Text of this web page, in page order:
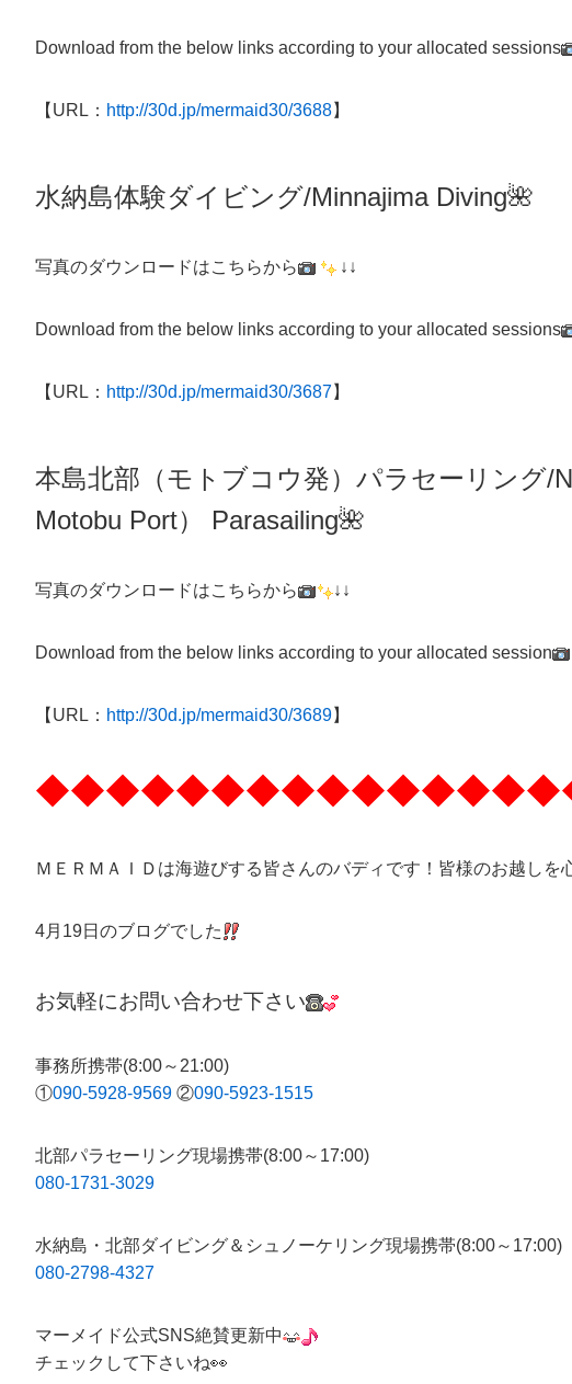
Download from the below links according to your allocated sessions
【URL： http://30d.jp/mermaid30/3688】
水納島体験ダイビング/Minnajima Diving🌺
写真のダウンロードはこちらから ↓↓
Download from the below links according to your allocated sessions
【URL： http://30d.jp/mermaid30/3687】
本島北部（モトブコウ発）パラセーリング/N
Motobu Port）
Parasailing🌺
写真のダウンロードはこちらから ↓↓
Download from the below links according to your allocated session
【URL： http://30d.jp/mermaid30/3689】
ＭＥＲＭＡＩＤは海遊びする皆さんのバディです！皆様のお越しを
4月19日のブログでした
お気軽にお問い合わせ下さい
事務所携帯(8:00～21:00)
①090-5928-9569 ②090-5923-1515
北部パラセーリング現場携帯(8:00～17:00)
080-1731-3029
水納島・北部ダイビング＆シュノーケリング現場携帯(8:00～17:00)
080-2798-4327
マーメイド公式SNS絶賛更新中
チェックして下さいね👀